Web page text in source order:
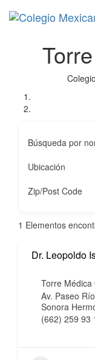
links
Búsqueda por
Ubicación
Zip/Post Code
1 Elementos
Dr. Leopoldo
Torre Médica
Av. Paseo
Sonora
(662) 259 93